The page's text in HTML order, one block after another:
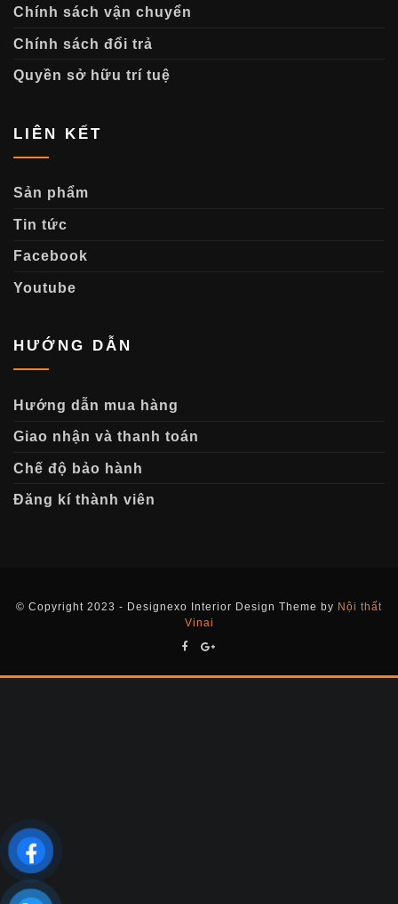
Chính sách vận chuyển
Chính sách đổi trả
Quyền sở hữu trí tuệ
LIÊN KẾT
Sản phẩm
Tin tức
Facebook
Youtube
HƯỚNG DẪN
Hướng dẫn mua hàng
Giao nhận và thanh toán
Chế độ bảo hành
Đăng kí thành viên
© Copyright 2023 - Designexo Interior Design Theme by Nội thất
Vinai